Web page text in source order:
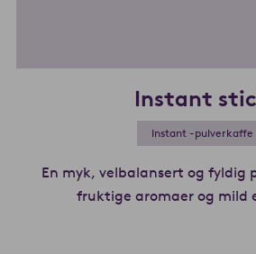
Instant
Instant -pulverkaffe
En myk, velbalansert og fyldig
fruktige aromaer og mild